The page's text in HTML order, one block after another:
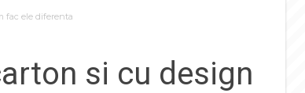
fac ele diferenta
si cu design